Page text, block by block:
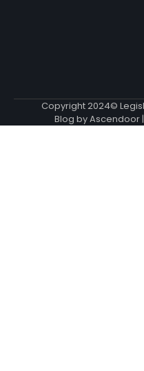
Copyright 2024©
Blog byAscendoor